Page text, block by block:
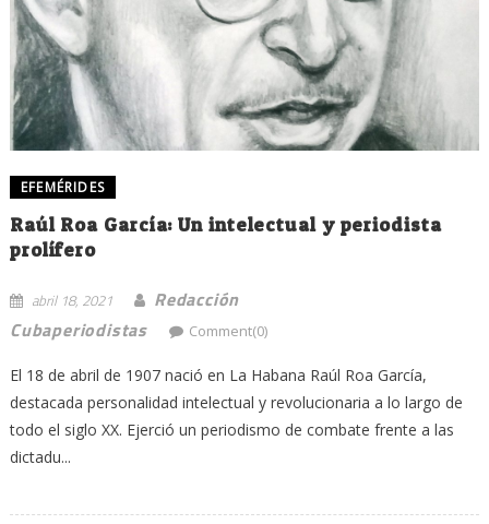
EFEMÉRIDES
Raúl Roa García: Un intelectual y periodista
prolífero
abril 18, 2021
Redacción
Cubaperiodistas
Comment(0)
El 18 de abril de 1907 nació en La Habana Raúl Roa García,
destacada personalidad intelectual y revolucionaria a lo largo de
todo el siglo XX. Ejerció un periodismo de combate frente a las
dictadu...